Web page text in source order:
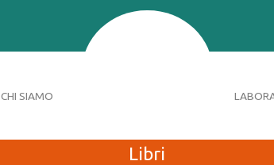
CHI SIAMO
Libri